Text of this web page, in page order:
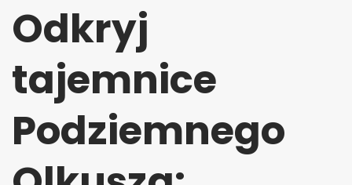
Odkryj
tajemnice
Podziemnego